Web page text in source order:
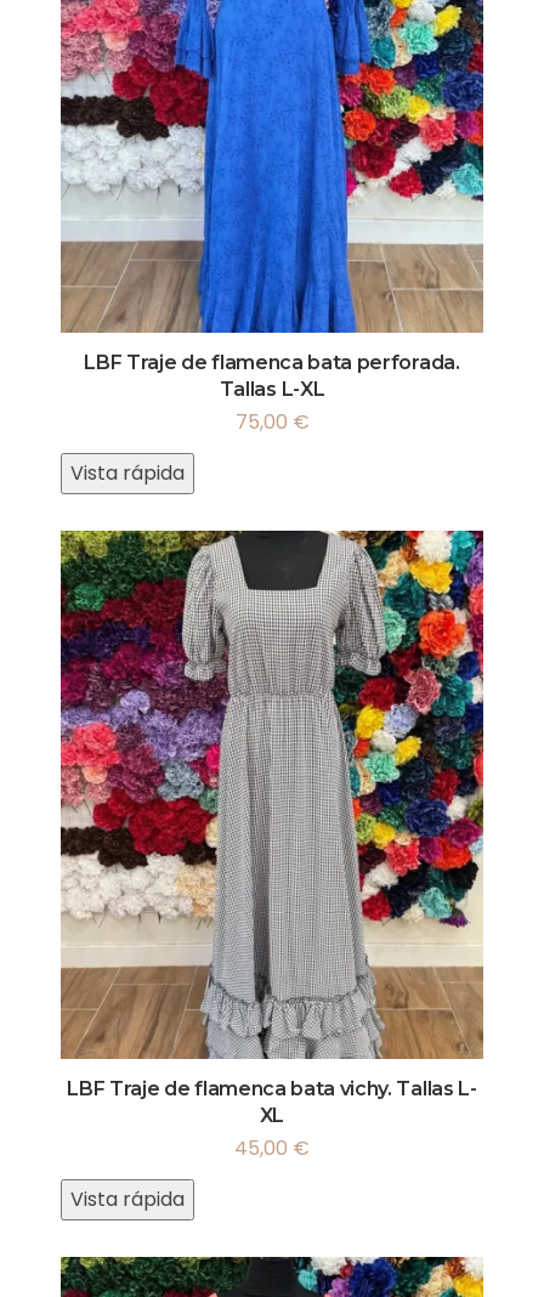
LBF Traje de flamenca bata perforada.
Tallas L-XL
75,00 €
Vista rápida
LBF Traje de flamenca bata vichy. Tallas L-
XL
45,00 €
Vista rápida